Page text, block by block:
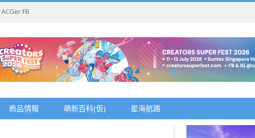
ACGer FB
商品情報 萌新百科(仮) 星海航路